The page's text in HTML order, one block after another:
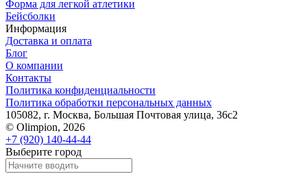
Форма для легкой атлетики
Бейсболки
Информация
Доставка и оплата
Блог
О компании
Контакты
Политика конфиденциальности
Политика обработки персональных данных
105082, г. Москва, Большая Почтовая улица, 36с2
© Olimpion, 2026
+7 (920) 140-44-44
Выберите город